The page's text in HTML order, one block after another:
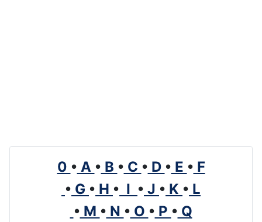
0 • A • B • C • D • E • F
• G • H • I • J • K • L
• M • N • O • P • Q